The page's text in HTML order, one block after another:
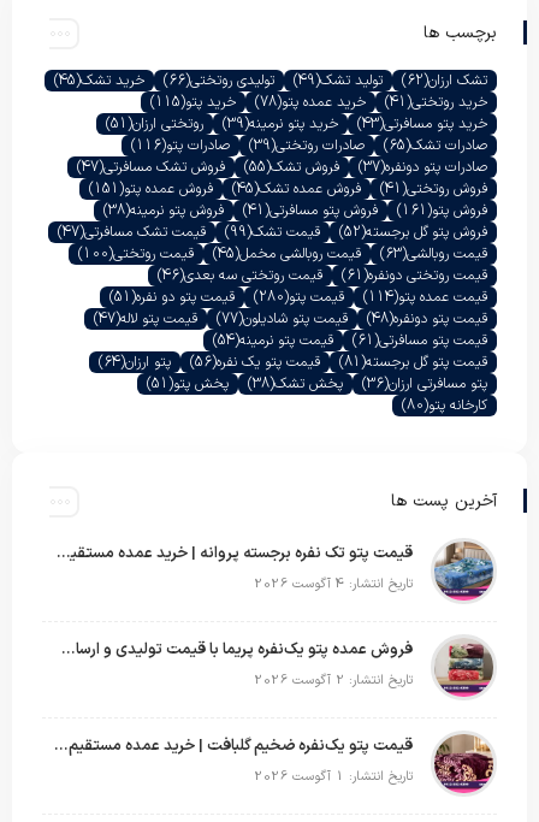
برچسب ها
تشک ارزان(62) تولید تشک(49) تولیدی روتختی(66) خرید تشک(45)
خرید روتختی(41) خرید عمده پتو(78) خرید پتو(115)
خرید پتو مسافرتی(43) خرید پتو نرمینه(39) روتختی ارزان(51)
صادرات تشک(65) صادرات روتختی(39) صادرات پتو(116)
صادرات پتو دونفره(37) فروش تشک(55) فروش تشک مسافرتی(47)
فروش روتختی(41) فروش عمده تشک(45) فروش عمده پتو(151)
فروش پتو(161) فروش پتو مسافرتی(41) فروش پتو نرمینه(38)
فروش پتو گل برجسته(52) قیمت تشک(99) قیمت تشک مسافرتی(47)
قیمت روبالشی(63) قیمت روبالشی مخمل(45) قیمت روتختی(100)
قیمت روتختی دونفره(61) قیمت روتختی سه بعدی(46)
قیمت عمده پتو(114) قیمت پتو(280) قیمت پتو دو نفره(51)
قیمت پتو دونفره(48) قیمت پتو شادیلون(77) قیمت پتو لاله(47)
قیمت پتو مسافرتی(61) قیمت پتو نرمینه(54)
قیمت پتو گل برجسته(81) قیمت پتو یک نفره(56) پتو ارزان(64)
پتو مسافرتی ارزان(36) پخش تشک(38) پخش پتو(51)
کارخانه پتو(80)
آخرین پست ها
قیمت پتو تک نفره برجسته پروانه | خرید عمده مستقیم با بهترین قیمت بازار
تاریخ انتشار: 4 آگوست 2026
فروش عمده پتو یک‌نفره پریما با قیمت تولیدی و ارسال به سراسر کشور
تاریخ انتشار: 2 آگوست 2026
قیمت پتو یک‌نفره ضخیم گلبافت | خرید عمده مستقیم با بهترین قیمت
تاریخ انتشار: 1 آگوست 2026